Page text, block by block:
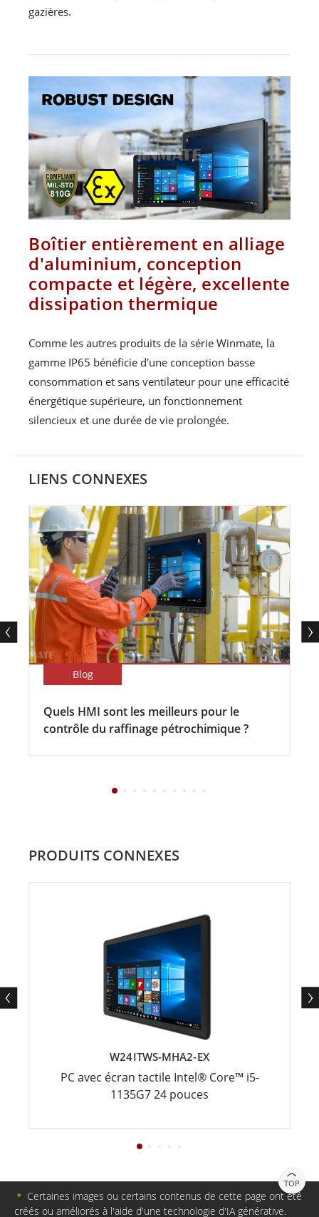
gazières.
Boîtier entièrement en alliage
d'aluminium, conception
compacte et légère, excellente
dissipation thermique
Comme les autres produits de la série Winmate, la
gamme IP65 bénéficie d'une conception basse
consommation et sans ventilateur pour une efficacité
énergétique supérieure, un fonctionnement
silencieux et une durée de vie prolongée.
LIENS CONNEXES
Blog
Quels HMI sont les meilleurs pour le
contrôle du raffinage pétrochimique ?
PRODUITS CONNEXES
W24ITWS-MHA2-EX
PC avec écran tactile Intel® Core™ i5-
1135G7 24 pouces
TOP
＊ Certaines images ou certains contenus de cette page ont été
créés ou améliorés à l'aide d'une technologie d'IA générative.